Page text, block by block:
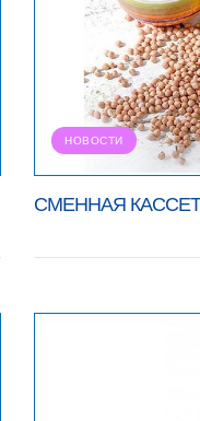
НОВОСТИ
СМЕННАЯ